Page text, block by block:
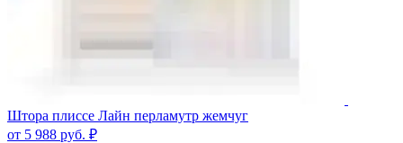
Штора плиссе Лайн перламутр жемчуг
от 5 988 руб. ₽